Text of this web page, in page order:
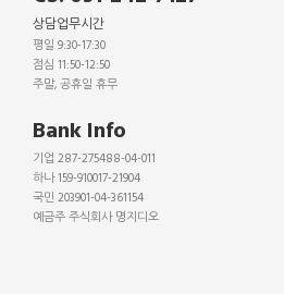
상담업무시간
평일 9:30-17:30
점심 11:50-12:50
주말, 공휴일 휴무
Bank Info
기업 287-275488-04-011
하나 159-910017-21904
국민 203901-04-361154
예금주 주식회사 명지디오